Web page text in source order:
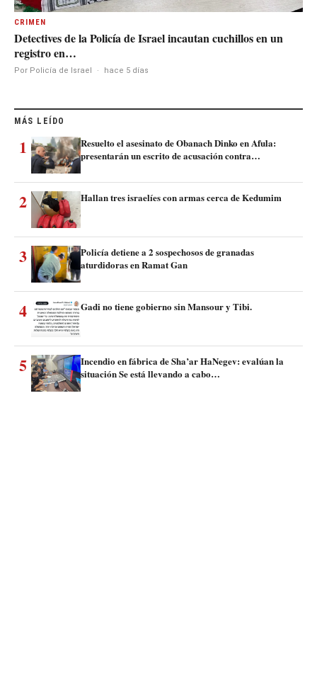
CRIMEN
Detectives de la Policía de Israel incautan cuchillos en un
registro en…
Por Policía de Israel · hace 5 días
MÁS LEÍDO
1
Resuelto el asesinato de Obanach Dinko en Afula:
presentarán un escrito de acusación contra…
2 Hallan tres israelíes con armas cerca de Kedumim
3
Policía detiene a 2 sospechosos de granadas
aturdidoras en Ramat Gan
4 Gadi no tiene gobierno sin Mansour y Tibi.
5
Incendio en fábrica de Sha’ar HaNegev: evalúan la
situación Se está llevando a cabo…